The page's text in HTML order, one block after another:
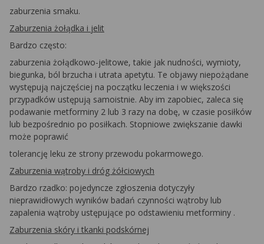
zaburzenia smaku.
Zaburzenia żołądka i jelit
Bardzo często:
zaburzenia żołądkowo-jelitowe, takie jak nudności, wymioty,
biegunka, ból brzucha i utrata apetytu. Te objawy niepożądane
występują najczęściej na początku leczenia i w większości
przypadków ustępują samoistnie. Aby im zapobiec, zaleca się
podawanie metforminy 2 lub 3 razy na dobę, w czasie posiłków
lub bezpośrednio po posiłkach. Stopniowe zwiększanie dawki
może poprawić
tolerancję leku ze strony przewodu pokarmowego.
Zaburzenia wątroby i dróg żółciowych
Bardzo rzadko: pojedyncze zgłoszenia dotyczyły
nieprawidłowych wyników badań czynności wątroby lub
zapalenia wątroby ustępujące po odstawieniu metforminy .
Zaburzenia skóry i tkanki podskórnej